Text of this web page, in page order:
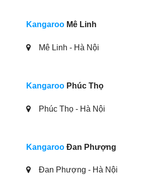
Kangaroo Mê Linh
Mê Linh - Hà Nội
Kangaroo Phúc Thọ
Phúc Thọ - Hà Nội
Kangaroo Đan Phượng
Đan Phượng - Hà Nội